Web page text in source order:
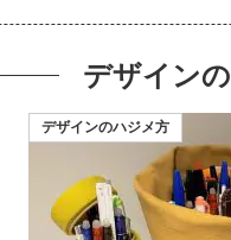
デザインの
デザインのハジメ方